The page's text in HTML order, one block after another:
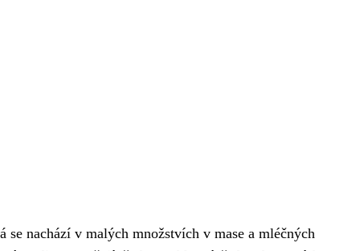
nachází v malých množstvích v mase a mléčných